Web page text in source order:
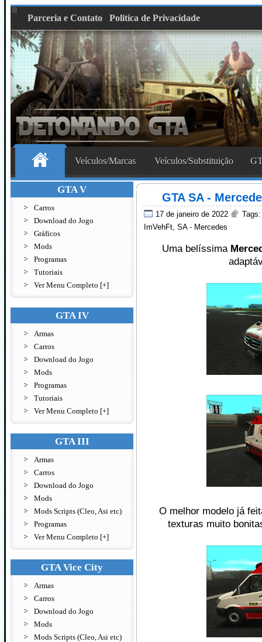
Parceria e Contato Politica de Privacidade
Veículos/Marcas Veículos/Substituição
GTA V
Carros
Download do Jogo
Gráficos
Mods
Programas
Tutoriais
Ver Menu Completo [+]
GTA IV
Armas
Carros
Download do Jogo
Mods
Programas
Tutoriais
Ver Menu Completo [+]
GTA III
Armas
Carros
Download do Jogo
Mods
Mods Scripts (Cleo, Asi etc)
Programas
Ver Menu Completo [+]
GTA Vice City
Armas
Carros
Download do Jogo
Mods
Mods Scripts (Cleo, Asi etc)
GTA SA -
17 de janeiro de 2022
ImVehFt, SA - Mercedes
Uma belíssima
O melhor modelo já
texturas muito